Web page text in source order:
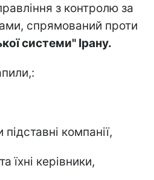
з контролю за
спрямований проти
системи" Ірану.
підставні компанії,
їхні керівники,